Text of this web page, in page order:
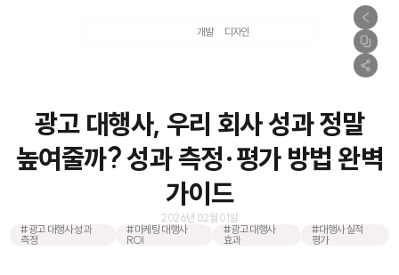
개발 디자인
광고 대행사, 우리 회사 성과 정말
높여줄까? 성과 측정·평가 방법 완벽
가이드
2026년 02월 01일
#광고 대행사 성과
측정
#마케팅 대행사
ROI
#광고 대행사
효과
#대행사 실적
평가